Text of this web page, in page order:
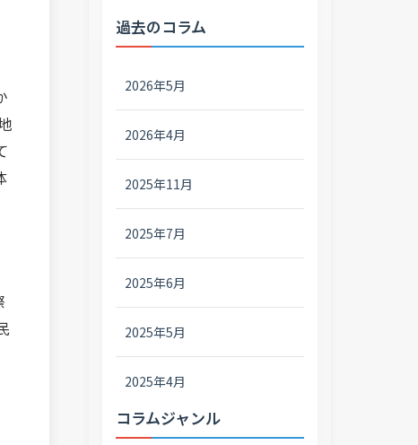
過去のコラム
2026年5月
2026年4月
2025年11月
2025年7月
2025年6月
2025年5月
2025年4月
コラムジャンル